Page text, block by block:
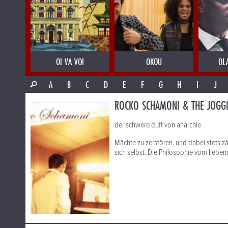
OI VA VOI OKOU
A
B C D E F G H I J
ROCKO SCHAMONI & THE
der schwere duft von anarchie
Mächte zu zerstören, und dabei stets
sich selbst. Die Philosophie vom